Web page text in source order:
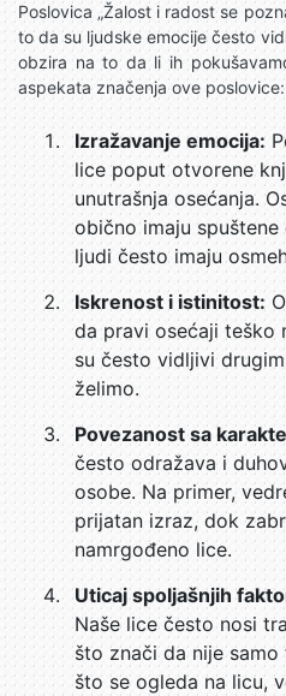
Poslovica „Žalost i radost se
to da su ljudske emocije često
obzira na to da li ih
aspekata značenja ove poslovice:
Izražavanje emocija:
lice poput otvorene
unutrašnja osećanja.
obično imaju
ljudi često imaju
Iskrenost i istinitost:
da pravi osećaji teško
su često vidljivi
želimo.
Povezanost sa
često odražava i
osobe. Na primer,
prijatan izraz, dok
namrgođeno lice.
Uticaj spoljašnjih
Naše lice često nosi
što znači da nije
što se ogleda na licu,